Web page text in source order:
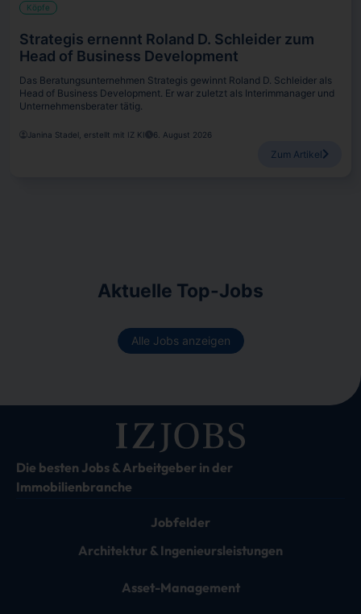
Köpfe
Strategis ernennt Roland D. Schleider zum
Head of Business Development
Das Beratungsunternehmen Strategis gewinnt Roland D. Schleider als
Head of Business Development. Er war zuletzt als Interimmanager und
Unternehmensberater tätig.
Janina Stadel, erstellt mit IZ KI 6. August 2026
Zum Artikel
Aktuelle Top-Jobs
Alle Jobs anzeigen
Die besten Jobs & Arbeitgeber in der
Immobilienbranche
Jobfelder
Architektur & Ingenieursleistungen
Asset-Management